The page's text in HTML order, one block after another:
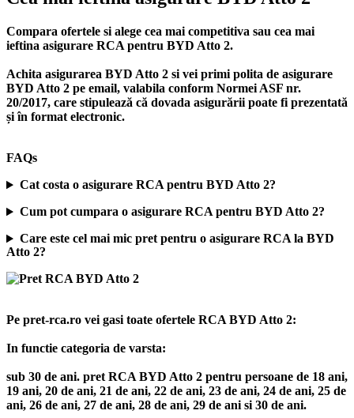
Compara ofertele si alege cea mai competitiva sau cea mai
ieftina asigurare RCA pentru BYD Atto 2.
Achita asigurarea BYD Atto 2 si vei primi polita de asigurare
BYD Atto 2 pe email, valabila conform Normei ASF nr.
20/2017, care stipulează că dovada asigurării poate fi prezentată
și în format electronic.
FAQs
Cat costa o asigurare RCA pentru BYD Atto 2?
Cum pot cumpara o asigurare RCA pentru BYD Atto 2?
Care este cel mai mic pret pentru o asigurare RCA la BYD
Atto 2?
Pe pret-rca.ro vei gasi toate ofertele RCA BYD Atto 2:
In functie categoria de varsta:
sub 30 de ani. pret RCA BYD Atto 2 pentru persoane de 18 ani,
19 ani, 20 de ani, 21 de ani, 22 de ani, 23 de ani, 24 de ani, 25 de
ani, 26 de ani, 27 de ani, 28 de ani, 29 de ani si 30 de ani.